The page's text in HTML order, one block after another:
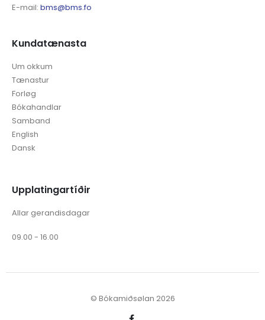
E-mail: bms@bms.fo
Kundatænasta
Um okkum
Tænastur
Forløg
Bókahandlar
Samband
English
Dansk
Upplatingartíðir
Allar gerandisdagar
09.00 - 16.00
© Bókamiðsølan 2026